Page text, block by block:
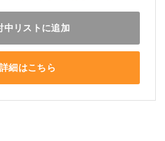
中リストに追加
詳細はこちら